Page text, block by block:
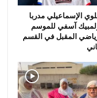
الإسماعيلي مدربا
آسفي للموسم
المقبل في القسم